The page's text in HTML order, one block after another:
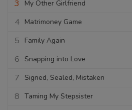
3 My Other Girlfriend
4 Matrimoney Game
5 Family Again
6 Snapping into Love
7 Signed, Sealed, Mistaken
8 Taming My Stepsister